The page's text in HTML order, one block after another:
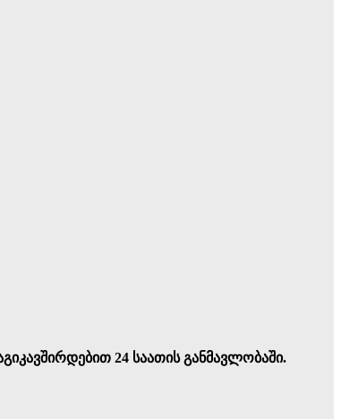
24 საათის განმავლობაში.